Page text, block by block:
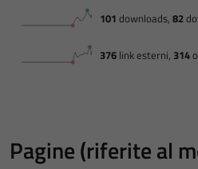
Pagine (riferite al